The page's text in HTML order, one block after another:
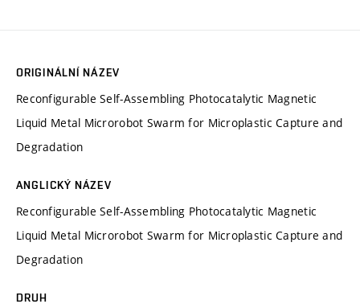
ORIGINÁLNÍ NÁZEV
Reconfigurable Self-Assembling Photocatalytic Magnetic
Liquid Metal Microrobot Swarm for Microplastic Capture and
Degradation
ANGLICKÝ NÁZEV
Reconfigurable Self-Assembling Photocatalytic Magnetic
Liquid Metal Microrobot Swarm for Microplastic Capture and
Degradation
DRUH